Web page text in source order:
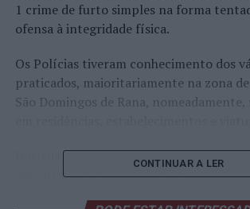
1 crime de furto simples na forma
ofensa à integridade física.
Os Polícias tiveram conhecimento dos
praticados, maioritariamente na zona
São Domingos de Rana,
Iniciada a investigação, apurou que o
encontrava-se em regime de liberdade
CONTINUAR A LER